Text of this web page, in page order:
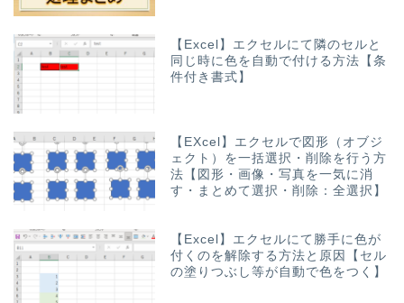
【Excel】エクセルにて隣のセルと
同じ時に色を自動で付ける方法【条
件付き書式】
【EXcel】エクセルで図形（オブジ
ェクト）を一括選択・削除を行う方
法【図形・画像・写真を一気に消
す・まとめて選択・削除：全選択】
【Excel】エクセルにて勝手に色が
付くのを解除する方法と原因【セル
の塗りつぶし等が自動で色をつく】